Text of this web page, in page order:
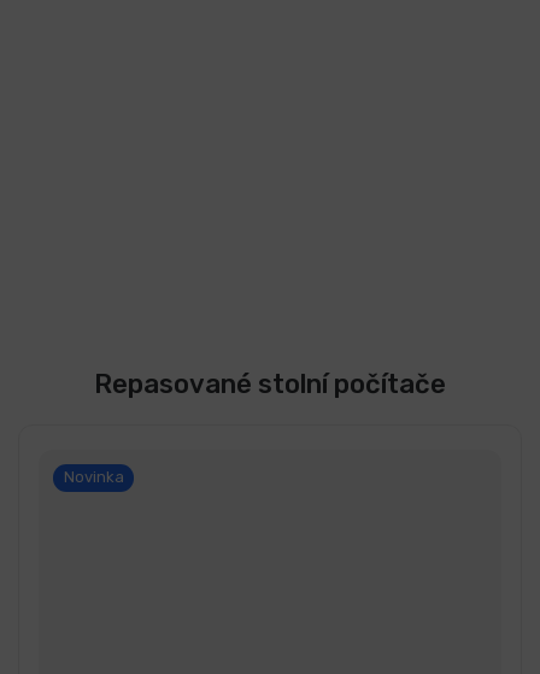
Repasované stolní počítače
Novinka